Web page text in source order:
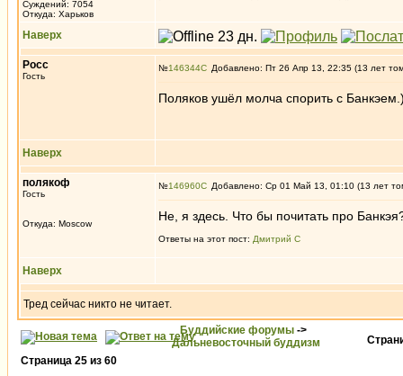
Суждений: 7054
Откуда: Харьков
Наверх
Росс
Гость
№146344 Добавлено: Пт 26 Апр 13, 22:35 (13 лет
Поляков ушёл молча спорить с
Наверх
полякоф
Гость
Откуда: Moscow
№146960 Добавлено: Ср 01 Май 13, 01:10 (13 лет
Не, я здесь. Что бы почитать про
Ответы на этот пост: Дмитрий С
Наверх
Тред сейчас никто не читает.
Буддийские форумы ->
Дальневосточный буддизм
Страница 25 из 60